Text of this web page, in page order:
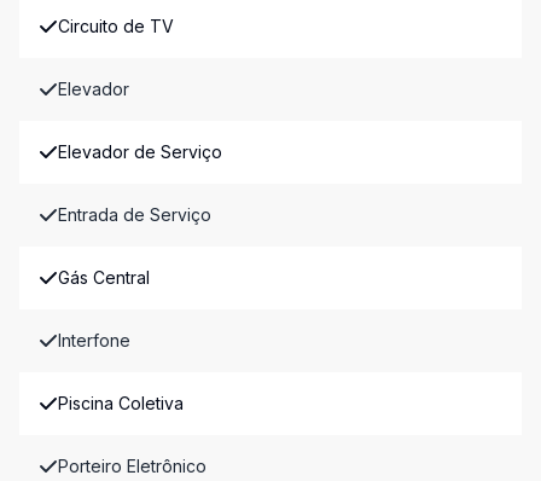
Circuito de TV
Elevador
Elevador de Serviço
Entrada de Serviço
Gás Central
Interfone
Piscina Coletiva
Porteiro Eletrônico